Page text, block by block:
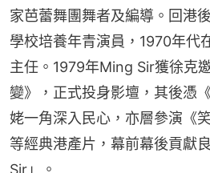
家芭蕾舞團舞者及編導。回港
學校培養年青演員，1970年代
主任。1979年Ming Sir獲徐克
變》，正式投身影壇，其後憑
姥一角深入民心，亦層參演《
等經典港產片，幕前幕後貢獻
Sir」。